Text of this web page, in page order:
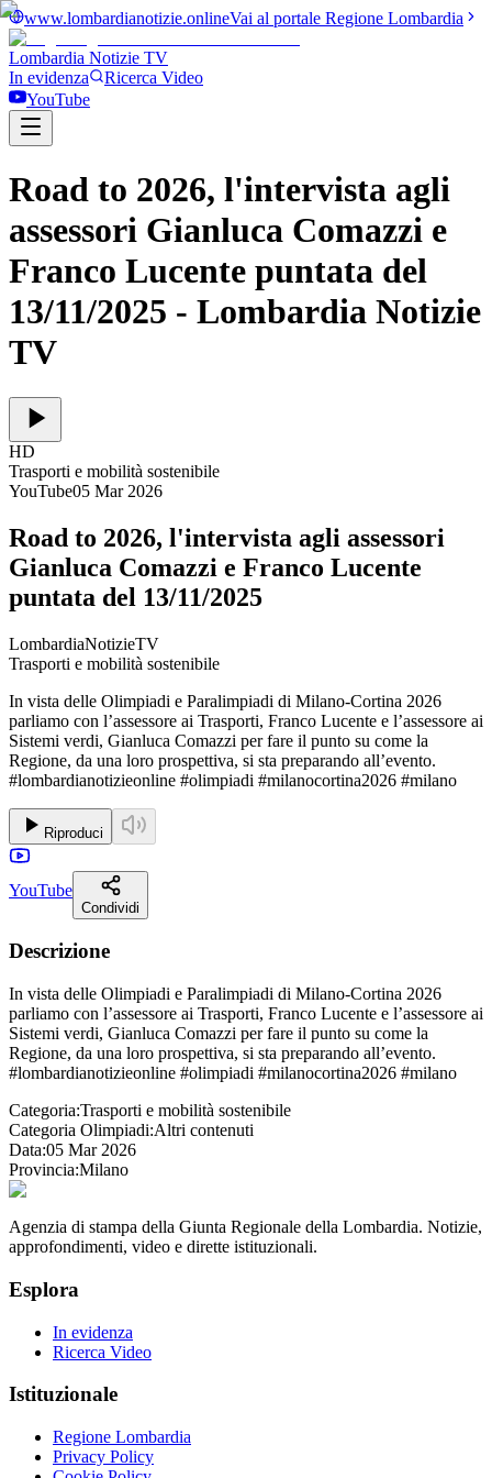
www.lombardianotizie.onlineVai al portale Regione Lombardia
Lombardia Notizie TV
In evidenza
Ricerca Video
YouTube
Road to 2026, l'intervista agli
assessori Gianluca Comazzi e
Franco Lucente puntata del
13/11/2025 - Lombardia Notizie
TV
HD
Trasporti e mobilità sostenibile
YouTube05 Mar 2026
Road to 2026, l'intervista agli assessori
Gianluca Comazzi e Franco Lucente
puntata del 13/11/2025
LombardiaNotizieTV
Trasporti e mobilità sostenibile
In vista delle Olimpiadi e Paralimpiadi di Milano-Cortina 2026
parliamo con l’assessore ai Trasporti, Franco Lucente e l’assessore ai
Sistemi verdi, Gianluca Comazzi per fare il punto su come la
Regione, da una loro prospettiva, si sta preparando all’evento.
#lombardianotizieonline #olimpiadi #milanocortina2026 #milano
Riproduci
YouTube
Condividi
Descrizione
In vista delle Olimpiadi e Paralimpiadi di Milano-Cortina 2026
parliamo con l’assessore ai Trasporti, Franco Lucente e l’assessore ai
Sistemi verdi, Gianluca Comazzi per fare il punto su come la
Regione, da una loro prospettiva, si sta preparando all’evento.
#lombardianotizieonline #olimpiadi #milanocortina2026 #milano
Categoria:Trasporti e mobilità sostenibile
Categoria Olimpiadi:Altri contenuti
Data:05 Mar 2026
Provincia:Milano
Agenzia di stampa della Giunta Regionale della Lombardia. Notizie,
approfondimenti, video e dirette istituzionali.
Esplora
In evidenza
Ricerca Video
Istituzionale
Regione Lombardia
Privacy Policy